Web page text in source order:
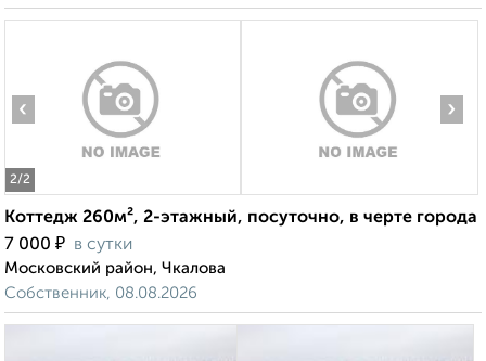
2/2
‹ ›
Коттедж 260м², 2-этажный, посуточно, в черте города
7 000 ₽ в сутки
Московский район, Чкалова
Собственник, 08.08.2026